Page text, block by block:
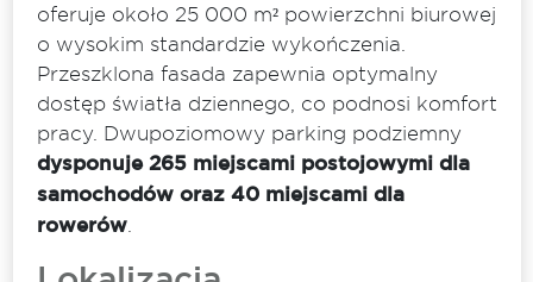
oferuje około 25 000 m² powierzchni biurowej
o wysokim standardzie wykończenia.
Przeszklona fasada zapewnia optymalny
dostęp światła dziennego, co podnosi komfort
pracy. Dwupoziomowy parking podziemny
dysponuje 265 miejscami postojowymi dla
samochodów oraz 40 miejscami dla
rowerów.